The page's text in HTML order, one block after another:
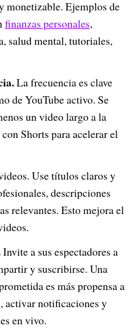
monetizable. Ejemplos de
finanzas personales,
salud mental, tutoriales,
La frecuencia es clave
de YouTube activo. Se
un video largo a la
Shorts para acelerar el
Use títulos claros y
descripciones
relevantes. Esto mejora el
Invite a sus espectadores a
y suscribirse. Una
es más propensa a
activar notificaciones y
en vivo.